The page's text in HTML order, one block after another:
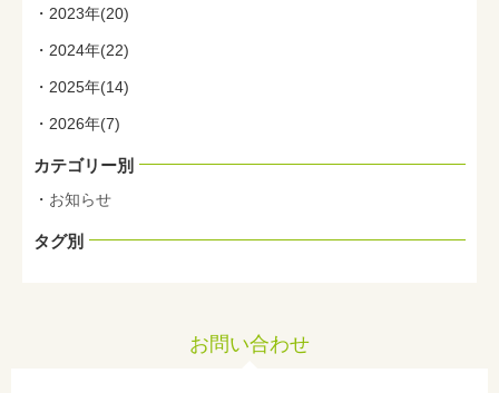
2023年(20)
2024年(22)
2025年(14)
2026年(7)
カテゴリー別
お知らせ
タグ別
お問い合わせ